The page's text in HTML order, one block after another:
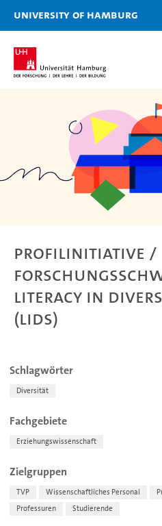
University of Hamburg
Profilinitiative /
Literacy in
(LiDS)
Schlagwörter
Diversität
Fachgebiete
Erziehungswissenschaft
Zielgruppen
TVP Wissenschaftliches Personal
Professuren
Studierende